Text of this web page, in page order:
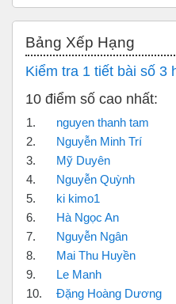
Bảng Xếp Hạng
Kiểm tra 1 tiết bài số 3
10 điểm số cao nhất:
1. nguyen thanh tam
2.
Nguyễn Minh Trí
3.
Mỹ Duyên
4.
Nguyễn Quỳnh
5.
ki kimo1
6.
Hà Ngọc An
7.
Nguyễn Ngân
8.
Mai Thu Huyền
9.
Le Manh
10.
Đặng Hoàng Dương